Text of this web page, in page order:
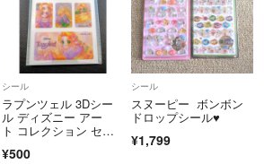
シール
ラプンツェル 3Dシー
ル ディズニー アー
ト コレクション セリ
¥500
シール
スヌーピー ボンボン
ドロップシール♥
¥1,799